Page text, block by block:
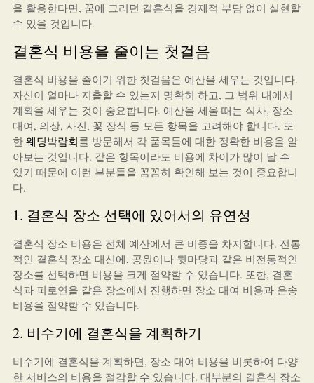
을 활용한다면, 꿈에 그리던 결혼식을 경제적 부담 없이 실현할
수 있을 것입니다.
결혼식 비용을 줄이는 첫걸음
결혼식 비용을 줄이기 위한 첫걸음은 예산을 세우는 것입니다.
자신이 얼마나 지출할 수 있는지 명확히 하고, 그 범위 내에서
계획을 세우는 것이 중요합니다. 예산을 세울 때는 식사, 장소
대여, 의상, 사진, 꽃 장식 등 모든 항목을 고려해야 합니다. 또
한 웨딩박람회를 방문해서 각 품목들에 대한 정확한 비용을 알
아보는 것입니다. 같은 항목이라도 비용에 차이가 많이 날 수
있기 때문에 이런 부분들을 꼼꼼히 확인해 보는 것이 중요합니
다.
1. 결혼식 장소 선택에 있어서의 유연성
결혼식 장소 비용은 전체 예산에서 큰 비중을 차지합니다. 전통
적인 결혼식 장소 대신에, 공원이나 뒷마당과 같은 비전통적인
장소를 선택하면 비용을 크게 절약할 수 있습니다. 또한, 결혼
식과 피로연을 같은 장소에서 진행하면 장소 대여 비용과 운송
비용을 절약할 수 있습니다.
2. 비수기에 결혼식을 계획하기
비수기에 결혼식을 계획하면, 장소 대여 비용을 비롯하여 다양
한 서비스의 비용을 절감할 수 있습니다. 대부분의 결혼식 장소